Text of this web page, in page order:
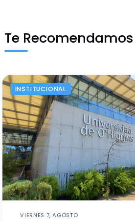
Te Recomendamos
INSTITUCIONAL
VIERNES 7, AGOSTO